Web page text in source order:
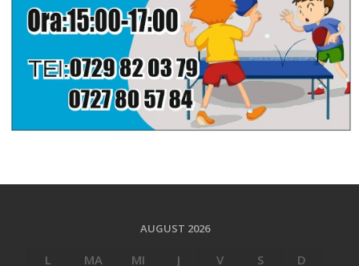
AUGUST 2026
L MA MI J V S
D